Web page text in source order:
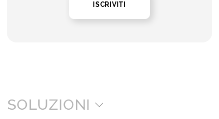
ISCRIVITI
SOLUZIONI